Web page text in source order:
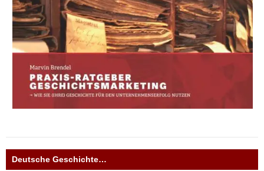
Deutsche Geschichte…